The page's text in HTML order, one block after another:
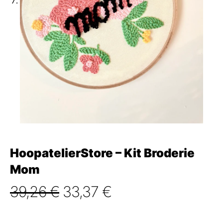
HoopatelierStore – Kit Broderie
Mom
39,26€ Le
33,37 €